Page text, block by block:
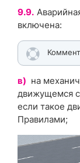
9.9.
включена:
в) на
движущемся
если такое
Правилами;